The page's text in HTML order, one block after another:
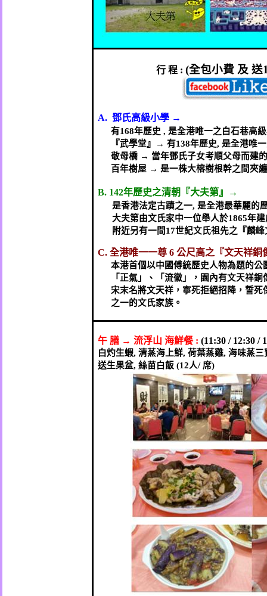
行 程 :(全包小費 及 送
A. 鄧氏高級小學 →
有168年歷史 , 是全港唯一之白石巷高
『武學堂』→ 有138年歷史, 是全港唯
敬母橋 → 當年鄧氏子女考順父母而建的
百年樹屋 → 是一株大榕樹根幹之間夾
B. 142年歷史之清朝『大夫第』→
是香港法定古蹟之一, 是全港最華麗的
大夫第由文氏家中一位舉人於1865年建
附近另有一間17世紀文氏祖先之『麟
C. 全港唯一一尊6 公尺高之『文天祥銅
本港首個以中國傅統歷史人物為題的公
「正氣」、「流徽」，園內有文天祥銅
宋末名將文天祥，寧死拒絕招降，誓
之一的文氏家族。
午 膳 → 流浮山 海鮮餐: (11:30 / 12:30 /
白灼生蝦, 清蒸海上鮮, 荷葉蒸雞, 海味蒸三
送生果盆, 絲苗白飯 (12人/ 席)